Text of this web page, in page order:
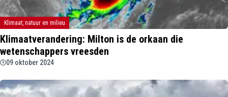
Klimaat, natuur en milieu
Klimaatverandering: Milton is de orkaan die
wetenschappers vreesden
09 oktober 2024